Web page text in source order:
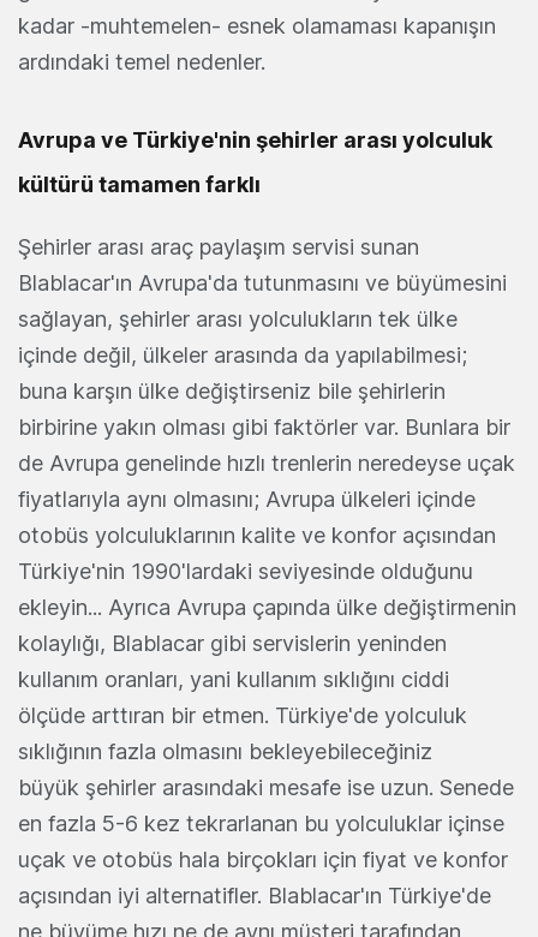
kadar -muhtemelen- esnek olamaması kapanışın
ardındaki temel nedenler.
Avrupa ve Türkiye'nin şehirler arası yolculuk
kültürü tamamen farklı
Şehirler arası araç paylaşım servisi sunan
Blablacar'ın Avrupa'da tutunmasını ve büyümesini
sağlayan, şehirler arası yolculukların tek ülke
içinde değil, ülkeler arasında da yapılabilmesi;
buna karşın ülke değiştirseniz bile şehirlerin
birbirine yakın olması gibi faktörler var. Bunlara bir
de Avrupa genelinde hızlı trenlerin neredeyse uçak
fiyatlarıyla aynı olmasını; Avrupa ülkeleri içinde
otobüs yolculuklarının kalite ve konfor açısından
Türkiye'nin 1990'lardaki seviyesinde olduğunu
ekleyin... Ayrıca Avrupa çapında ülke değiştirmenin
kolaylığı, Blablacar gibi servislerin yeninden
kullanım oranları, yani kullanım sıklığını ciddi
ölçüde arttıran bir etmen. Türkiye'de yolculuk
sıklığının fazla olmasını bekleyebileceğiniz
büyük şehirler arasındaki mesafe ise uzun. Senede
en fazla 5-6 kez tekrarlanan bu yolculuklar içinse
uçak ve otobüs hala birçokları için fiyat ve konfor
açısından iyi alternatifler. Blablacar'ın Türkiye'de
ne büyüme hızı ne de aynı müşteri tarafından